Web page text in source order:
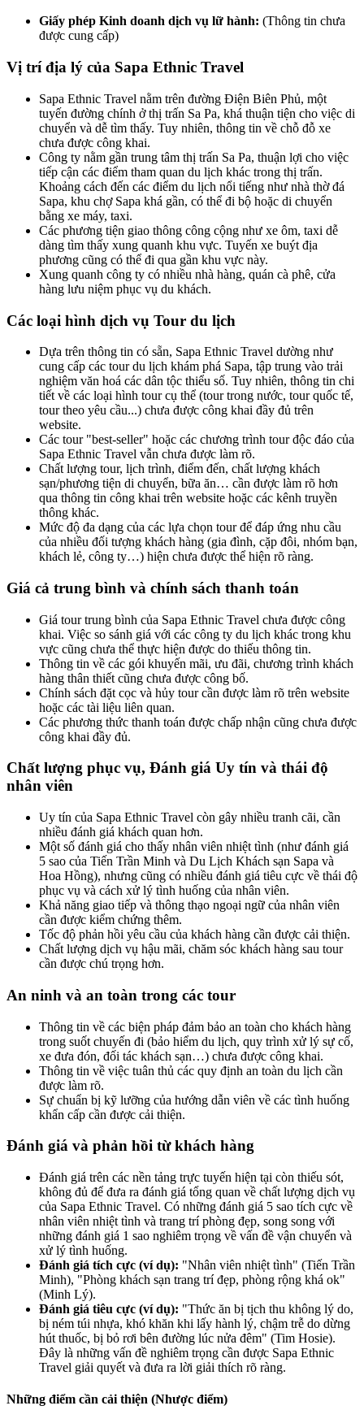
Giấy phép Kinh doanh dịch vụ lữ hành: (Thông tin chưa
được cung cấp)
Vị trí địa lý của Sapa Ethnic Travel
Sapa Ethnic Travel nằm trên đường Điện Biên Phủ, một
tuyến đường chính ở thị trấn Sa Pa, khá thuận tiện cho việc di
chuyển và dễ tìm thấy. Tuy nhiên, thông tin về chỗ đỗ xe
chưa được công khai.
Công ty nằm gần trung tâm thị trấn Sa Pa, thuận lợi cho việc
tiếp cận các điểm tham quan du lịch khác trong thị trấn.
Khoảng cách đến các điểm du lịch nổi tiếng như nhà thờ đá
Sapa, khu chợ Sapa khá gần, có thể đi bộ hoặc di chuyển
bằng xe máy, taxi.
Các phương tiện giao thông công cộng như xe ôm, taxi dễ
dàng tìm thấy xung quanh khu vực. Tuyến xe buýt địa
phương cũng có thể đi qua gần khu vực này.
Xung quanh công ty có nhiều nhà hàng, quán cà phê, cửa
hàng lưu niệm phục vụ du khách.
Các loại hình dịch vụ Tour du lịch
Dựa trên thông tin có sẵn, Sapa Ethnic Travel dường như
cung cấp các tour du lịch khám phá Sapa, tập trung vào trải
nghiệm văn hoá các dân tộc thiểu số. Tuy nhiên, thông tin chi
tiết về các loại hình tour cụ thể (tour trong nước, tour quốc tế,
tour theo yêu cầu...) chưa được công khai đầy đủ trên
website.
Các tour "best-seller" hoặc các chương trình tour độc đáo của
Sapa Ethnic Travel vẫn chưa được làm rõ.
Chất lượng tour, lịch trình, điểm đến, chất lượng khách
sạn/phương tiện di chuyển, bữa ăn… cần được làm rõ hơn
qua thông tin công khai trên website hoặc các kênh truyền
thông khác.
Mức độ đa dạng của các lựa chọn tour để đáp ứng nhu cầu
của nhiều đối tượng khách hàng (gia đình, cặp đôi, nhóm bạn,
khách lẻ, công ty…) hiện chưa được thể hiện rõ ràng.
Giá cả trung bình và chính sách thanh toán
Giá tour trung bình của Sapa Ethnic Travel chưa được công
khai. Việc so sánh giá với các công ty du lịch khác trong khu
vực cũng chưa thể thực hiện được do thiếu thông tin.
Thông tin về các gói khuyến mãi, ưu đãi, chương trình khách
hàng thân thiết cũng chưa được công bố.
Chính sách đặt cọc và hủy tour cần được làm rõ trên website
hoặc các tài liệu liên quan.
Các phương thức thanh toán được chấp nhận cũng chưa được
công khai đầy đủ.
Chất lượng phục vụ, Đánh giá Uy tín và thái độ
nhân viên
Uy tín của Sapa Ethnic Travel còn gây nhiều tranh cãi, cần
nhiều đánh giá khách quan hơn.
Một số đánh giá cho thấy nhân viên nhiệt tình (như đánh giá
5 sao của Tiến Trần Minh và Du Lịch Khách sạn Sapa và
Hoa Hồng), nhưng cũng có nhiều đánh giá tiêu cực về thái độ
phục vụ và cách xử lý tình huống của nhân viên.
Khả năng giao tiếp và thông thạo ngoại ngữ của nhân viên
cần được kiểm chứng thêm.
Tốc độ phản hồi yêu cầu của khách hàng cần được cải thiện.
Chất lượng dịch vụ hậu mãi, chăm sóc khách hàng sau tour
cần được chú trọng hơn.
An ninh và an toàn trong các tour
Thông tin về các biện pháp đảm bảo an toàn cho khách hàng
trong suốt chuyến đi (bảo hiểm du lịch, quy trình xử lý sự cố,
xe đưa đón, đối tác khách sạn…) chưa được công khai.
Thông tin về việc tuân thủ các quy định an toàn du lịch cần
được làm rõ.
Sự chuẩn bị kỹ lưỡng của hướng dẫn viên về các tình huống
khẩn cấp cần được cải thiện.
Đánh giá và phản hồi từ khách hàng
Đánh giá trên các nền tảng trực tuyến hiện tại còn thiếu sót,
không đủ để đưa ra đánh giá tổng quan về chất lượng dịch vụ
của Sapa Ethnic Travel. Có những đánh giá 5 sao tích cực về
nhân viên nhiệt tình và trang trí phòng đẹp, song song với
những đánh giá 1 sao nghiêm trọng về vấn đề vận chuyển và
xử lý tình huống.
Đánh giá tích cực (ví dụ): "Nhân viên nhiệt tình" (Tiến Trần
Minh), "Phòng khách sạn trang trí đẹp, phòng rộng khá ok"
(Minh Lý).
Đánh giá tiêu cực (ví dụ): "Thức ăn bị tịch thu không lý do,
bị ném túi nhựa, khó khăn khi lấy hành lý, chậm trễ do dừng
hút thuốc, bị bỏ rơi bên đường lúc nửa đêm" (Tim Hosie).
Đây là những vấn đề nghiêm trọng cần được Sapa Ethnic
Travel giải quyết và đưa ra lời giải thích rõ ràng.
Những điểm cần cải thiện (Nhược điểm)